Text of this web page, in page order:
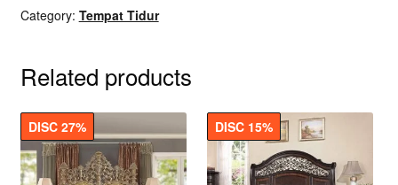
Simpel
Category: Tempat Tidur
Related products
DISC 27% DISC 15%